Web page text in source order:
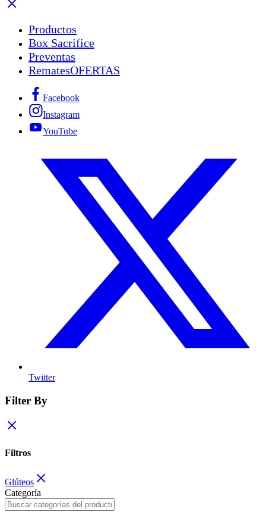
Productos
Box Sacrifice
Preventas
RematesOFERTAS
Facebook
Instagram
YouTube
Twitter
Filter By
Filtros
Glúteos
Categoría